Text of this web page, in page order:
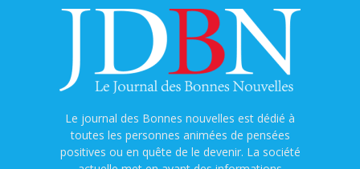
Le journal des Bonnes nouvelles est dédié à
toutes les personnes animées de pensées
positives ou en quête de le devenir. La société